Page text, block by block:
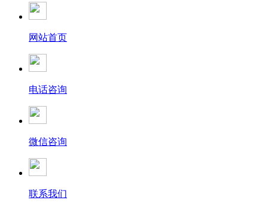
网站首页
电话咨询
微信咨询
联系我们